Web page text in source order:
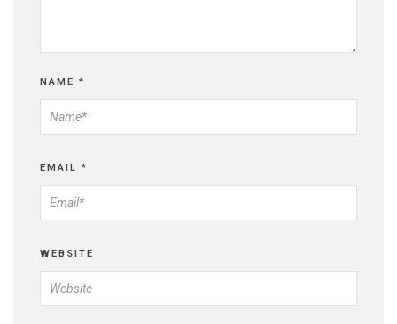
NAME *
EMAIL *
WEBSITE